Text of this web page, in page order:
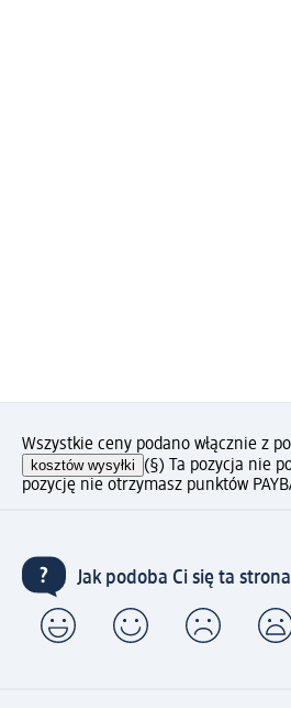
Wszystkie ceny podano włącznie z
kosztów wysyłki (§) Ta pozycja nie
pozycję nie otrzymasz punktów
Jak podoba Ci się ta